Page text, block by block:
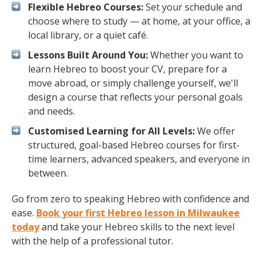
Flexible Hebreo Courses:Set your schedule and
choose where to study — at home, at your office, a
local library, or a quiet café.
Lessons Built Around You:Whether you want to
learn Hebreo to boost your CV, prepare for a
move abroad, or simply challenge yourself, we'll
design a course that reflects your personal goals
and needs.
Customised Learning for All Levels:We offer
structured, goal-based Hebreo courses for first-
time learners, advanced speakers, and everyone in
between.
Go from zero to speaking Hebreo with confidence and
ease. Book your first Hebreo lesson in Milwaukee
todayand take your Hebreo skills to the next level
with the help of a professional tutor.